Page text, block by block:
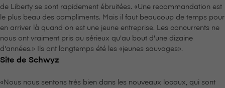
de Liberty se sont rapidement ébruitées. «Une recommandation est
le plus beau des compliments. Mais il faut beaucoup de temps pour
en arriver là quand on est une jeune entreprise. Les concurrents ne
nous ont vraiment pris au sérieux qu'au bout d'une dizaine
d'années.» Ils ont longtemps été les «jeunes sauvages».
Site de Schwyz
«Nous nous sentons très bien dans les nouveaux locaux, qui sont